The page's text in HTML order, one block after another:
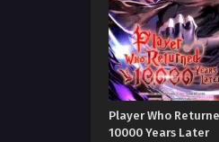
Player Who
10000 Years Later